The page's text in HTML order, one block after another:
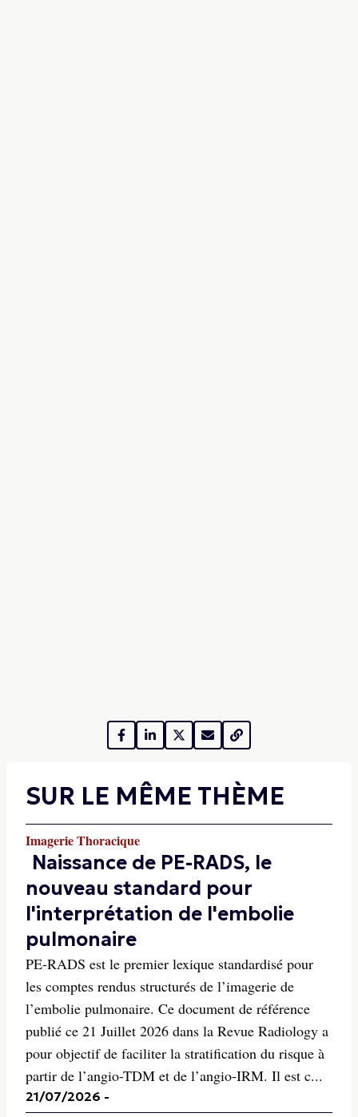
SUR LE MÊME THÈME
Imagerie Thoracique
Naissance de PE-RADS, le
nouveau standard pour
l'interprétation de l'embolie
pulmonaire
PE-RADS est le premier lexique standardisé pour
les comptes rendus structurés de l’imagerie de
l’embolie pulmonaire. Ce document de référence
publié ce 21 Juillet 2026 dans la Revue Radiology a
pour objectif de faciliter la stratification du risque à
partir de l’angio-TDM et de l’angio-IRM. Il est c...
21/07/2026 -